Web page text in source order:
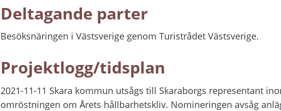
Deltagande parter
Besöksnäringen i Västsverige genom Turistrådet Västsverige.
Projektlogg/tidsplan
2021-11-11 Skara kommun utsågs till Skaraborgs representant
omröstningen om Årets hållbarhetskliv. Nomineringen avsåg